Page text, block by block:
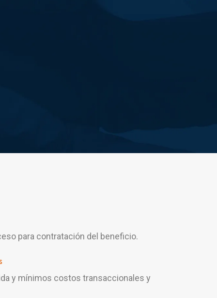
para contratación del beneficio.
y mínimos costos transaccionales y